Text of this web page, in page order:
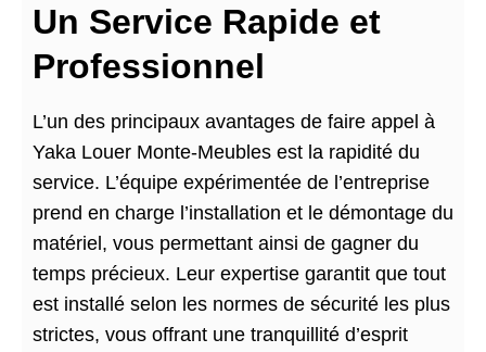
Un Service Rapide et
Professionnel
L’un des principaux avantages de faire appel à
Yaka Louer Monte-Meubles est la rapidité du
service. L’équipe expérimentée de l’entreprise
prend en charge l’installation et le démontage du
matériel, vous permettant ainsi de gagner du
temps précieux. Leur expertise garantit que tout
est installé selon les normes de sécurité les plus
strictes, vous offrant une tranquillité d’esprit